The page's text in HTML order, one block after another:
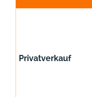
Privatverkauf